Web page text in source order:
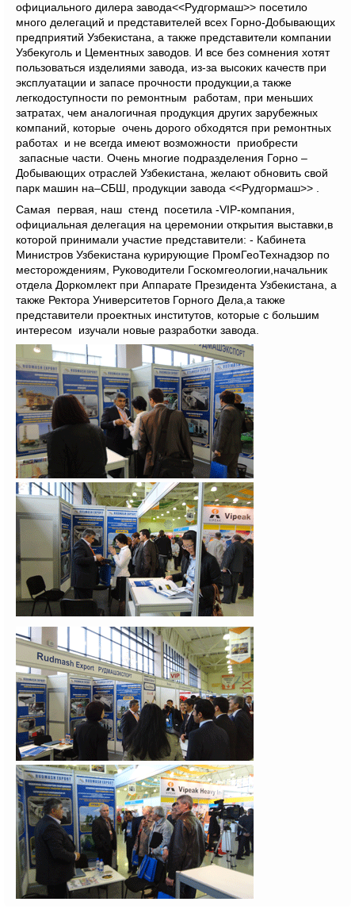
официального дилера завода<<Рудгормаш>> посетило
много делегаций и представителей всех Горно-Добывающих
предприятий Узбекистана, а также представители компании
Узбекуголь и Цементных заводов. И все без сомнения хотят
пользоваться изделиями завода, из-за высоких качеств при
эксплуатации и запасе прочности продукции,а также
легкодоступности по ремонтным работам, при меньших
затратах, чем аналогичная продукция других зарубежных
компаний, которые очень дорого обходятся при ремонтных
работах и не всегда имеют возможности приобрести
запасные части. Очень многие подразделения Горно –
Добывающих отраслей Узбекистана, желают обновить свой
парк машин на–СБШ, продукции завода <<Рудгормаш>> .
Самая первая, наш стенд посетила -VIP-компания,
официальная делегация на церемонии открытия выставки,в
которой принимали участие представители: - Кабинета
Министров Узбекистана курирующие ПромГеоТехнадзор по
месторождениям, Руководители Госкомгеологии,начальник
отдела Доркомлект при Аппарате Президента Узбекистана, а
также Ректора Университетов Горного Дела,а также
представители проектных институтов, которые с большим
интересом изучали новые разработки завода.